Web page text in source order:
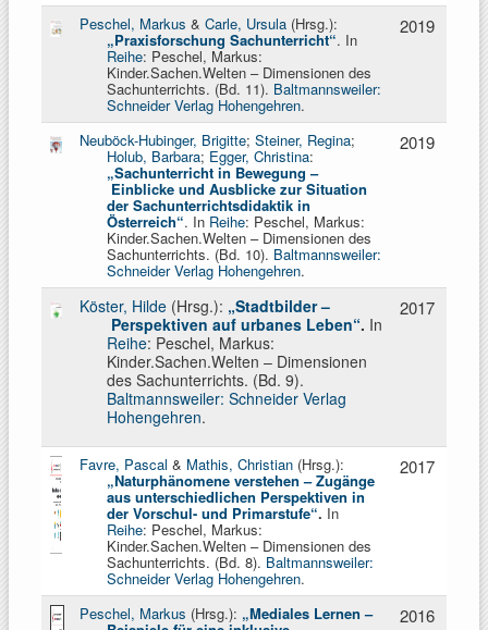
Peschel, Markus & Carle, Ursula (Hrsg.):
„Praxisforschung Sachunterricht“. In
Reihe: Peschel, Markus:
Kinder.Sachen.Welten – Dimensionen des
Sachunterrichts. (Bd. 11). Baltmannsweiler:
Schneider Verlag Hohengehren.
2019
Neuböck-Hubinger, Brigitte; Steiner, Regina;
Holub, Barbara; Egger, Christina:
„Sachunterricht in Bewegung –
Einblicke und Ausblicke zur Situation
der Sachunterrichtsdidaktik in
Österreich“. In Reihe: Peschel, Markus:
Kinder.Sachen.Welten – Dimensionen des
Sachunterrichts. (Bd. 10). Baltmannsweiler:
Schneider Verlag Hohengehren.
2019
Köster, Hilde (Hrsg.): „Stadtbilder –
Perspektiven auf urbanes Leben“. In
Reihe: Peschel, Markus:
Kinder.Sachen.Welten – Dimensionen
des Sachunterrichts. (Bd. 9).
Baltmannsweiler: Schneider Verlag
Hohengehren.
2017
Favre, Pascal & Mathis, Christian (Hrsg.):
„Naturphänomene verstehen – Zugänge
aus unterschiedlichen Perspektiven in
der Vorschul- und Primarstufe“. In
Reihe: Peschel, Markus:
Kinder.Sachen.Welten – Dimensionen des
Sachunterrichts. (Bd. 8). Baltmannsweiler:
Schneider Verlag Hohengehren.
2017
Peschel, Markus (Hrsg.): „Mediales Lernen – 2016